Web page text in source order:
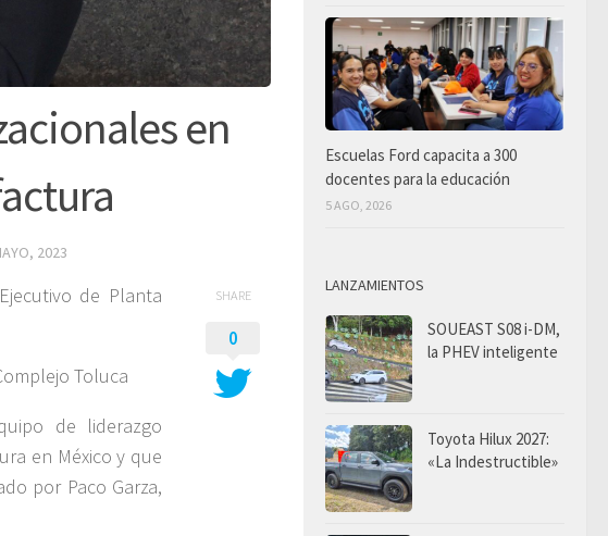
en
2023
de Planta
Toluca
de liderazgo
en México y que
por Paco Garza,
SHARE
0
Escuelas Ford capacita a 300
docentes para la educación
5 AGO, 2026
LANZAMIENTOS
SOUEAST S08 i-DM,
la PHEV inteligente
Toyota Hilux 2027:
«La Indestructible»